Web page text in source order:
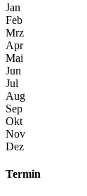
Jan
Feb
Mrz
Apr
Mai
Jun
Jul
Aug
Sep
Okt
Nov
Dez
Termin